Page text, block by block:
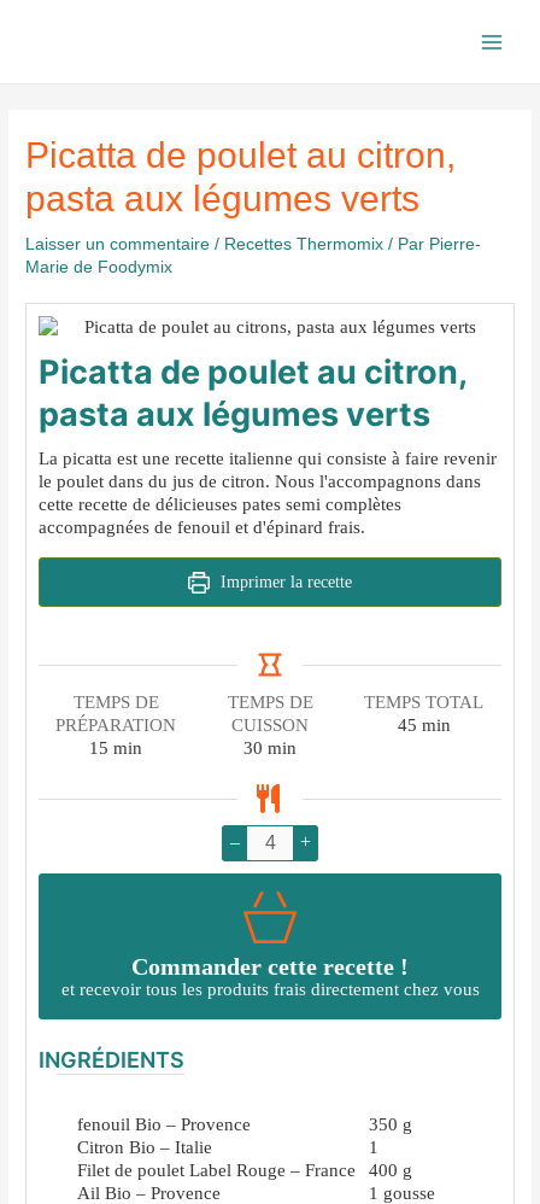
Picatta de poulet au citron,
pasta aux légumes verts
Laisser un commentaire / Recettes Thermomix / Par Pierre-
Marie de Foodymix
Picatta de poulet au citron,
pasta aux légumes verts
La picatta est une recette italienne qui consiste à faire revenir
le poulet dans du jus de citron. Nous l'accompagnons dans
cette recette de délicieuses pates semi complètes
accompagnées de fenouil et d'épinard frais.
Imprimer la recette
TEMPS DE
PRÉPARATION
15 minutes
min
TEMPS DE
CUISSON
30 minutes
min
TEMPS TOTAL
45minutes
min
– +
Commander cette recette !
et recevoir tous les produits frais directement chez vous
INGRÉDIENTS
fenouil Bio – Provence 350 g
Citron Bio – Italie
1
Filet de poulet Label Rouge – France
400 g
Ail Bio – Provence
1 gousse